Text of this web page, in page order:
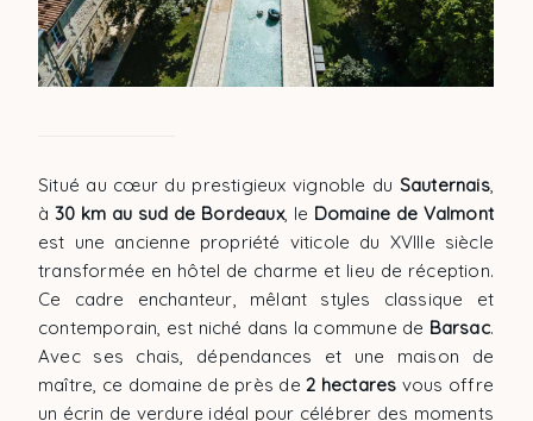
Situé au cœur du prestigieux vignoble du Sauternais,
à 30 km au sud de Bordeaux, le Domaine de Valmont
est une ancienne propriété viticole du XVIIIe siècle
transformée en hôtel de charme et lieu de réception.
Ce cadre enchanteur, mêlant styles classique et
contemporain, est niché dans la commune de Barsac.
Avec ses chais, dépendances et une maison de
maître, ce domaine de près de2 hectares vous offre
un écrin de verdure idéal pour célébrer des moments